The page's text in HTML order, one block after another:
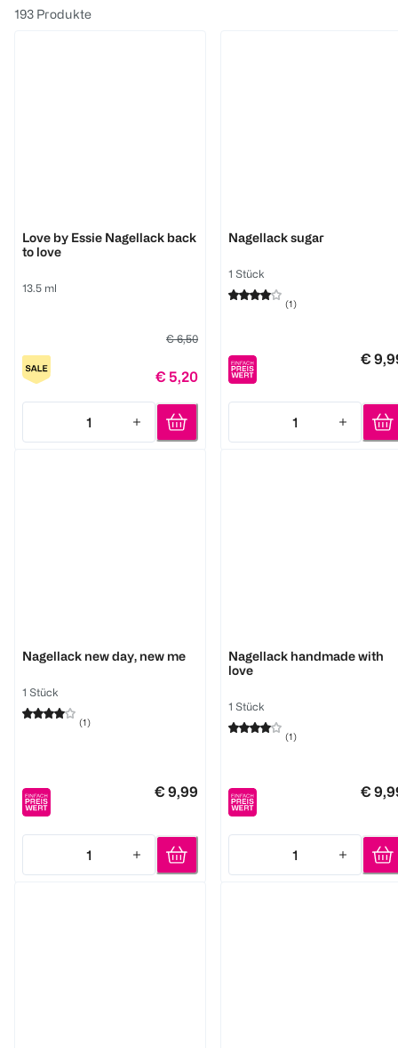
193 Produkte
Love by Essie Nagellack back
to love
13.5 ml
€ 6,50
€ 5,20
1
Quantity: 1
Nagellack sugar
1 Stück
(1)
€
1
Quantity: 1
Nagellack new day, new me
1 Stück
(1)
€ 9,99
1
Quantity: 1
Nagellack handmade with
love
1 Stück
(1)
€
1
Quantity: 1